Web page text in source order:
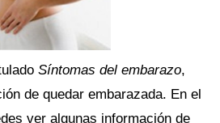
Síntomas del embarazo,
de quedar embarazada. En el
ver algunas información de